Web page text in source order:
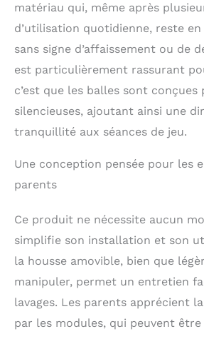
matériau qui, même après
d’utilisation quotidienne, reste
sans signe d’affaissement ou de
est particulièrement rassurant
c’est que les balles sont conçues
silencieuses, ajoutant ainsi une
tranquillité aux séances de jeu.
Une conception pensée pour les
parents
Ce produit ne nécessite aucun
simplifie son installation et son
la housse amovible, bien que
manipuler, permet un entretien
lavages. Les parents apprécient
par les modules, qui peuvent